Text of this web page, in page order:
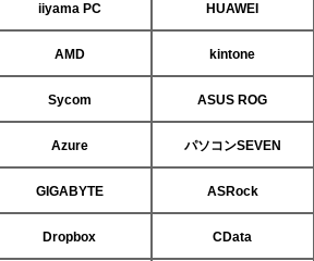
iiyama PC HUAWEI
AMD kintone
Sycom ASUS ROG
Azure パソコンSEVEN
GIGABYTE ASRock
Dropbox CData